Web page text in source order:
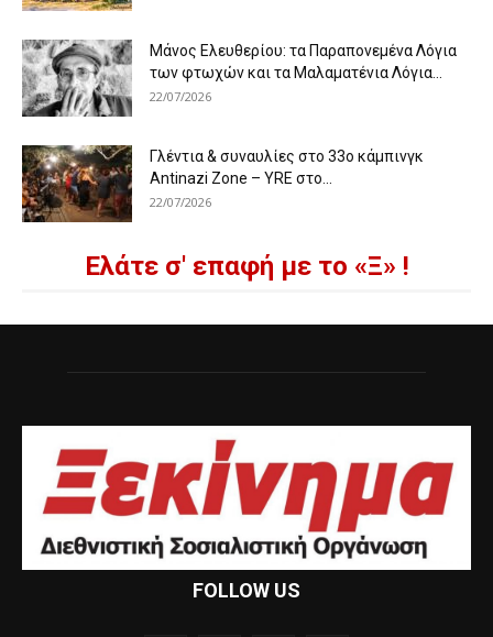
Μάνος Ελευθερίου: τα Παραπονεμένα Λόγια
των φτωχών και τα Μαλαματένια Λόγια...
22/07/2026
Γλέντια & συναυλίες στο 33ο κάμπινγκ
Antinazi Zone – YRE στο...
22/07/2026
Ελάτε σ' επαφή με το «Ξ» !
FOLLOW US